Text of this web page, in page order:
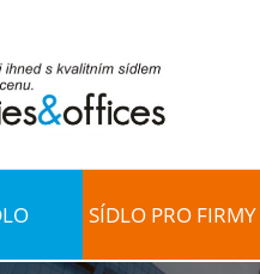
SÍDLO PRO FIRMY